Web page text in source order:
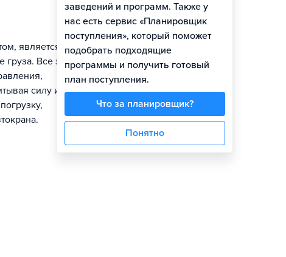
является:
груза. Все эти
силу и
заведений и программ. Также у
нас есть сервис «Планировщик
поступления», который поможет
подобрать подходящие
программы и получить готовый
план поступления.
Что за планировщик?
Понятно